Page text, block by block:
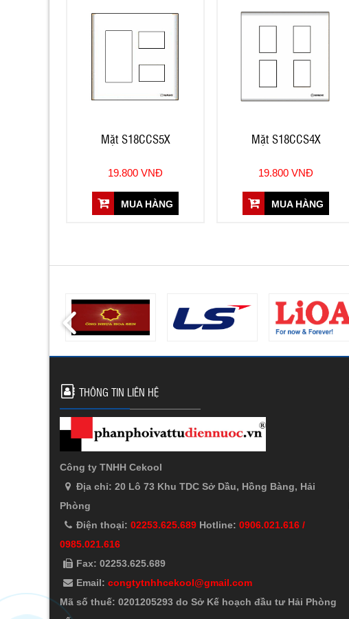
Mặt S18CCS5X
19.800 VNĐ
MUA HÀNG
Mặt S18CCS4X
19.800 VNĐ
MUA HÀNG
THÔNG TIN LIÊN HỆ
Công ty TNHH Cekool
Địa chỉ: 20 Lô 73 Khu TDC Sở Dầu, Hồng Bàng, Hải
Phòng
Điện thoại: 02253.625.689 Hotline: 0906.021.616 /
0985.021.616
Fax: 02253.625.689
Email: congtytnhhcekool@gmail.com
Mã số thuế: 0201205293 do Sở Kế hoạch đầu tư Hải Phòng